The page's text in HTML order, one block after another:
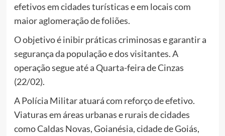
efetivos em cidades turísticas e em locais com
maior aglomeração de foliões.
O objetivo é inibir práticas criminosas e garantir a
segurança da população e dos visitantes. A
operação segue até a Quarta-feira de Cinzas
(22/02).
A Polícia Militar atuará com reforço de efetivo.
Viaturas em áreas urbanas e rurais de cidades
como Caldas Novas, Goianésia, cidade de Goiás,